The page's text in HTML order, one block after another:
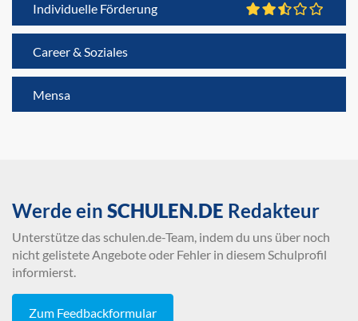
Individuelle Förderung
Career & Soziales
Mensa
Werde ein SCHULEN.DE Redakteur
Unterstütze das schulen.de-Team, indem du uns über noch
nicht gelistete Angebote oder Fehler in diesem Schulprofil
informierst.
Zum Feedbackformular